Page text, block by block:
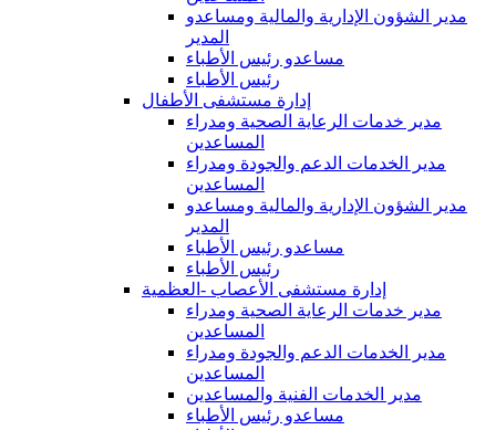
مدير الشؤون الإدارية والمالية ومساعدو
المدير
مساعدو رئيس الأطباء
رئيس الأطباء
إدارة مستشفى الأطفال
مدير خدمات الرعاية الصحية ومدراء
المساعدين
مدير الخدمات الدعم والجودة ومدراء
المساعدين
مدير الشؤون الإدارية والمالية ومساعدو
المدير
مساعدو رئيس الأطباء
رئيس الأطباء
إدارة مستشفى الأعصاب -العظمية
مدير خدمات الرعاية الصحية ومدراء
المساعدين
مدير الخدمات الدعم والجودة ومدراء
المساعدين
مدير الخدمات الفنية والمساعدين
مساعدو رئيس الأطباء